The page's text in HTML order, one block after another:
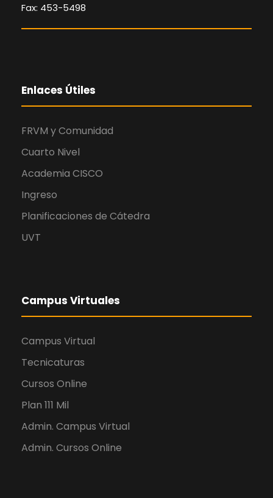
Fax: 453-5498
Enlaces Útiles
FRVM y Comunidad
Cuarto Nivel
Academia CISCO
Ingreso
Planificaciones de Cátedra
UVT
Campus Virtuales
Campus Virtual
Tecnicaturas
Cursos Online
Plan 111 Mil
Admin. Campus Virtual
Admin. Cursos Online